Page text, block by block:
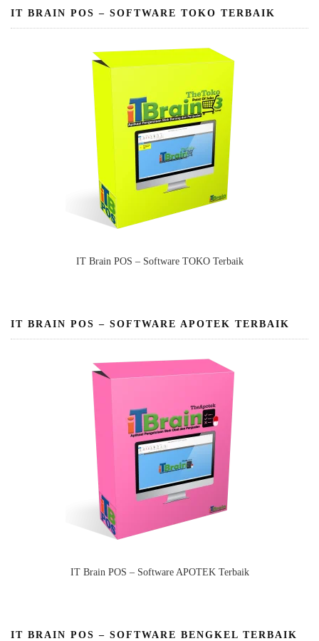
IT BRAIN POS – SOFTWARE TOKO TERBAIK
IT Brain POS – Software TOKO Terbaik
IT BRAIN POS – SOFTWARE APOTEK TERBAIK
IT Brain POS – Software APOTEK Terbaik
IT BRAIN POS – SOFTWARE BENGKEL TERBAIK